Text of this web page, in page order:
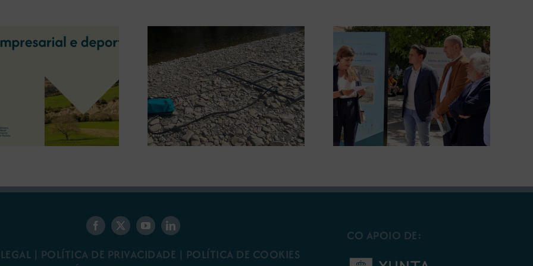
presentan as últimas
innovacións en restauración
ambiental para a minaría
galega
A COMG inaugura en
Ourense a exposición
‘Tesouros da terra’
A COMG leva a Vigo a
exposición ‘Tesouros da terra’
| POLÍTICA DE PRIVACIDADE | POLÍTICA DE COOKIES
CO APOIO DE: